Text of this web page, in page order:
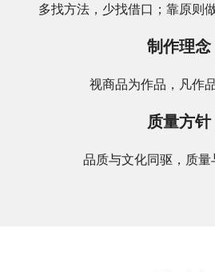
多找方法，少找借口；靠原则
制作理念
视商品为作品，凡作
质量方针
品质与文化同驱，质量